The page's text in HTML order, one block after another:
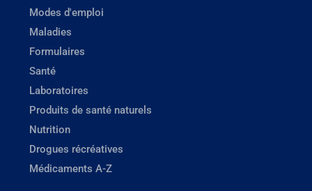
Modes d'emploi
Maladies
Formulaires
Santé
Laboratoires
Produits de santé naturels
Nutrition
Drogues récréatives
Médicaments A-Z